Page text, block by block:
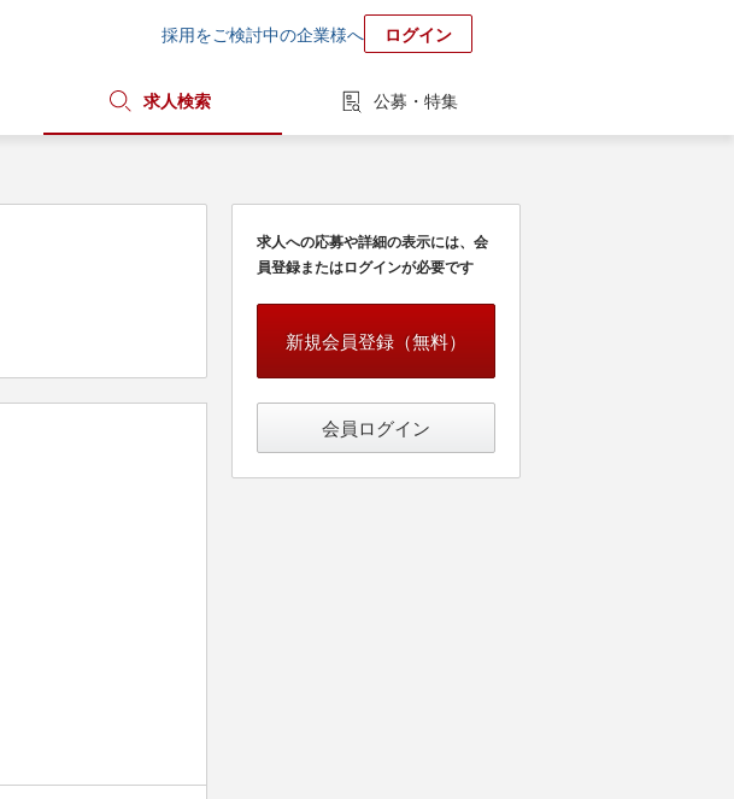
採用をご検討中の企業様へ ログイン
求人検索 公募・特集
求人への応募や詳細の表示には、会
員登録またはログインが必要です
新規会員登録（無料）
会員ログイン